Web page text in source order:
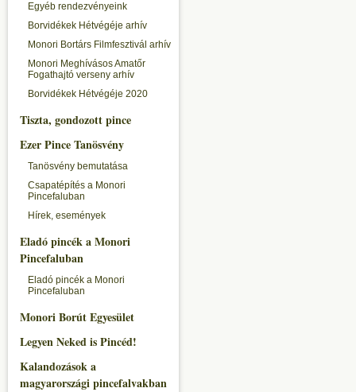
Egyéb rendezvényeink
Borvidékek Hétvégéje arhív
Monori Bortárs Filmfesztivál arhív
Monori Meghívásos Amatőr
Fogathajtó verseny arhív
Borvidékek Hétvégéje 2020
Tiszta, gondozott pince
Ezer Pince Tanösvény
Tanösvény bemutatása
Csapatépítés a Monori
Pincefaluban
Hírek, események
Eladó pincék a Monori
Pincefaluban
Eladó pincék a Monori
Pincefaluban
Monori Borút Egyesület
Legyen Neked is Pincéd!
Kalandozások a
magyarországi pincefalvakban